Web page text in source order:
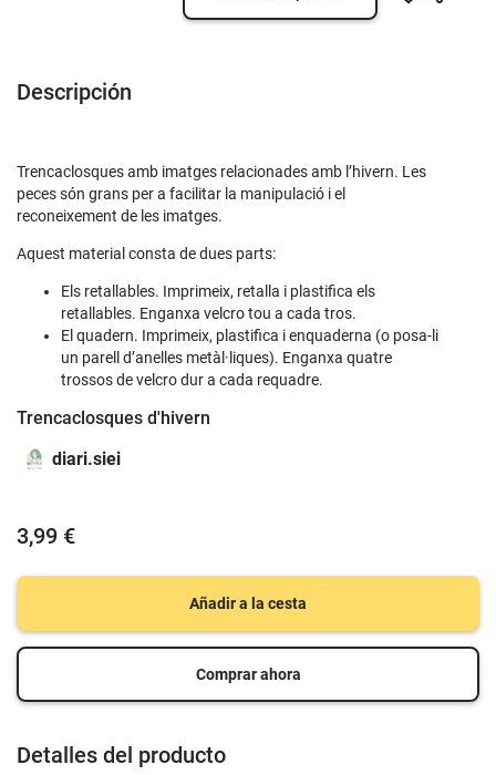
Descripción
Trencaclosques amb imatges relacionades amb l’hivern. Les
peces són grans per a facilitar la manipulació i el
reconeixement de les imatges.
Aquest material consta de dues parts:
Els retallables. Imprimeix, retalla i plastifica els
retallables. Enganxa velcro tou a cada tros.
El quadern. Imprimeix, plastifica i enquaderna (o posa-li
un parell d’anelles metàl·liques). Enganxa quatre
trossos de velcro dur a cada requadre.
Trencaclosques d'hivern
diari.siei
3,99 €
Añadir a la cesta
Comprar ahora
Detalles del producto